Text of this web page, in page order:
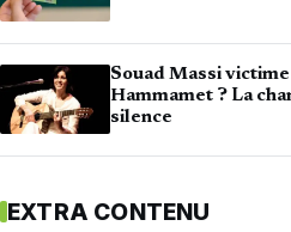
Souad Massi victime
Hammamet ? La
silence
EXTRA CONTENU